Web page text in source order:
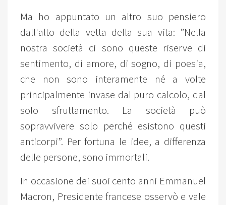
Ma ho appuntato un altro suo pensiero
dall'alto della vetta della sua vita: ”Nella
nostra società ci sono queste riserve di
sentimento, di amore, di sogno, di poesia,
che non sono interamente né a volte
principalmente invase dal puro calcolo, dal
solo sfruttamento. La società può
sopravvivere solo perché esistono questi
anticorpi”. Per fortuna le idee, a differenza
delle persone, sono immortali.
In occasione dei suoi cento anni Emmanuel
Macron, Presidente francese osservò e vale